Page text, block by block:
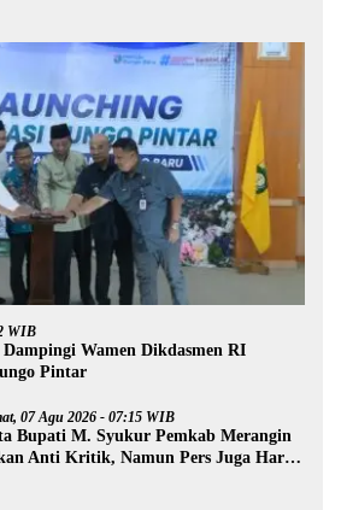
WIB
Wamen Dikdasmen RI
Pintar
07 Agu 2026 - 07:15 WIB
Bupati M. Syukur Pemkab Merangin
Anti Kritik, Namun Pers Juga Harus